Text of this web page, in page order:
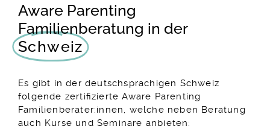
Aware Parenting
Familienberatung in der
Schweiz
Es gibt in der deutschsprachigen Schweiz
folgende zertifizierte Aware Parenting
Familienberater:innen, welche neben Beratung
auch Kurse und Seminare anbieten: